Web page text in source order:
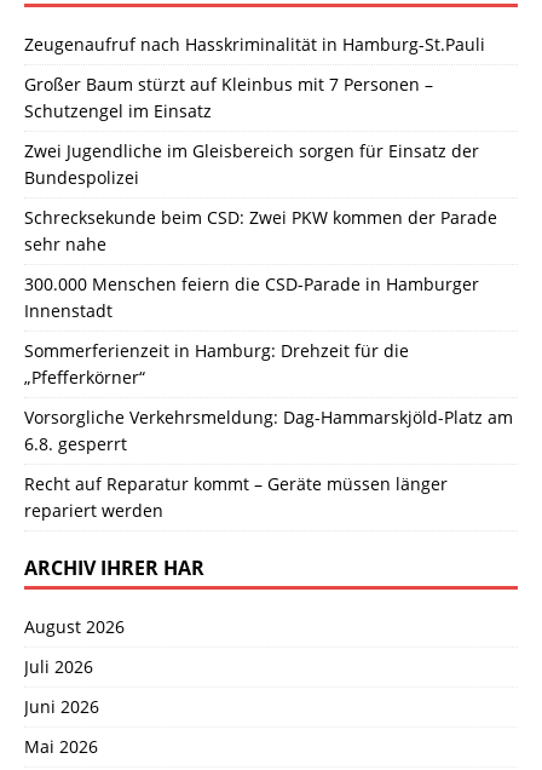
Zeugenaufruf nach Hasskriminalität in Hamburg-St.Pauli
Großer Baum stürzt auf Kleinbus mit 7 Personen –
Schutzengel im Einsatz
Zwei Jugendliche im Gleisbereich sorgen für Einsatz der
Bundespolizei
Schrecksekunde beim CSD: Zwei PKW kommen der Parade
sehr nahe
300.000 Menschen feiern die CSD-Parade in Hamburger
Innenstadt
Sommerferienzeit in Hamburg: Drehzeit für die
„Pfefferkörner“
Vorsorgliche Verkehrsmeldung: Dag-Hammarskjöld-Platz am
6.8. gesperrt
Recht auf Reparatur kommt – Geräte müssen länger
repariert werden
ARCHIV IHRER HAR
August 2026
Juli 2026
Juni 2026
Mai 2026